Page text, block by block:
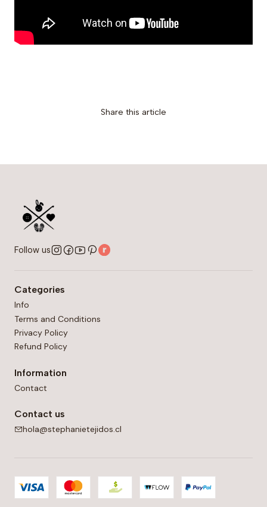
Share this article
Follow us
Categories
Info
Terms and Conditions
Privacy Policy
Refund Policy
Information
Contact
Contact us
hola@stephanietejidos.cl